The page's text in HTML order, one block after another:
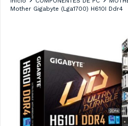
Mother Gigabyte (Lga1700) H610I Ddr4